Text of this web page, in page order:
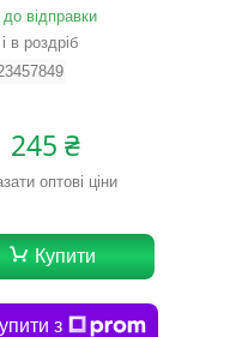
до відправки
в роздріб
245 ₴
оптові ціни
Купити
з